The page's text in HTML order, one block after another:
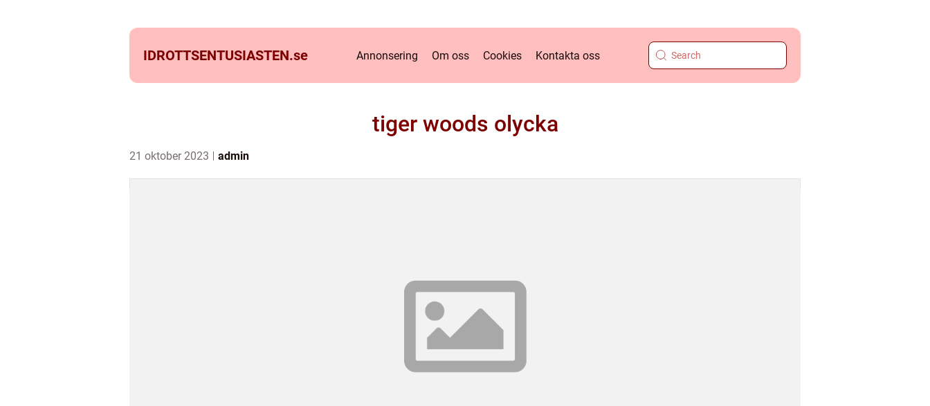
IDROTTSENTUSIASTEN.se Annonsering Om oss Cookies Kontakta oss
tiger woods olycka
21 oktober 2023 admin